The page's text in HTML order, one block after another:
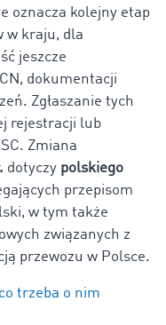
oznacza kolejny etap
w kraju, dla
jeszcze
dokumentacji
Zgłaszanie tych
rejestracji lub
Zmiana
dotyczy polskiego
przepisom
w tym także
związanych z
przewozu w Polsce.
trzeba o nim